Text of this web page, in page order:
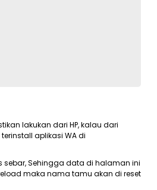
lakukan dari HP, kalau dari
aplikasi WA di
sebar, Sehingga data di halaman ini
maka nama tamu akan di reset